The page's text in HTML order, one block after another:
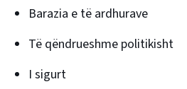
Barazia e të ardhurave
Të qëndrueshme politikisht
I sigurt